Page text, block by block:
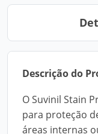
Descrição do
O Suvinil Stain
para proteção
áreas internas